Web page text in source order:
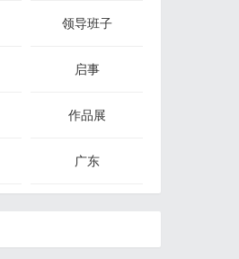
领导班子
启事
作品展
广东